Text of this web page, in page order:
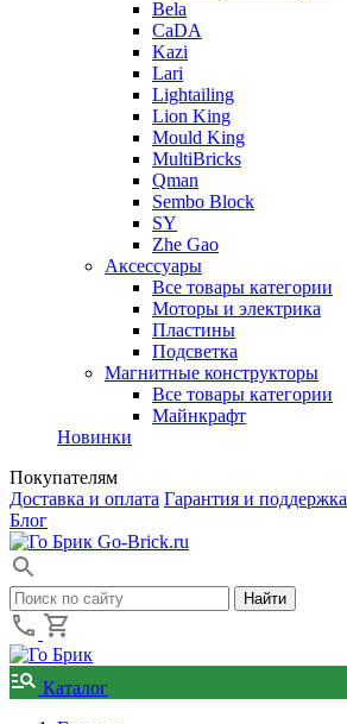
Bela
CaDA
Kazi
Lari
Lightailing
Lion King
Mould King
MultiBricks
Qman
Sembo Block
SY
Zhe Gao
Аксессуары
Все товары категории
Моторы и электрика
Пластины
Подсветка
Магнитные конструкторы
Все товары категории
Майнкрафт
Новинки
Покупателям
Доставка и оплата Гарантия и поддержка
Блог
Go-Brick.ru
Каталог